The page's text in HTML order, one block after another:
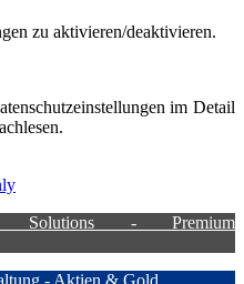
zu aktivieren/deaktivieren.
im Detail
Solutions - Premium